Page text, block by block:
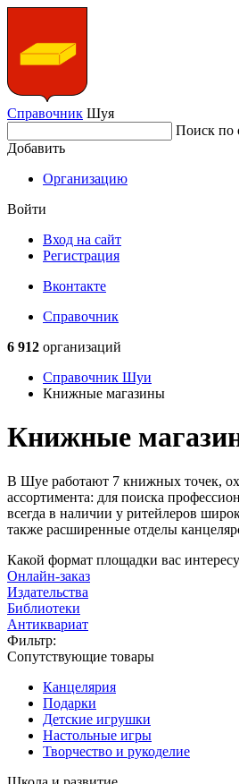
Справочник Шуя
Поиск по
Добавить
Организацию
Войти
Вход на сайт
Регистрация
Вконтакте
Справочник
6 912 организаций
Справочник Шуи
Книжные магазины
Книжные
В Шуе работают 7 книжных точек,
ассортимента: для поиска
всегда в наличии у ритейлеров
также расширенные отделы
Какой формат площадки вас
Онлайн-заказ
Издательства
Библиотеки
Антиквариат
Фильтр:
Сопутствующие товары
Канцелярия
Подарки
Детские игрушки
Настольные игры
Творчество и рукоделие